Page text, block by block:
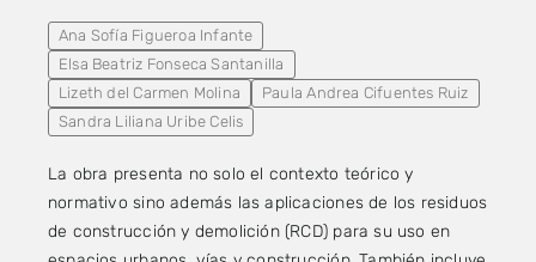
Ana Sofía Figueroa Infante
Elsa Beatriz Fonseca Santanilla
Lizeth del Carmen Molina
Paula Andrea Cifuentes Ruiz
Sandra Liliana Uribe Celis
La obra presenta no solo el contexto teórico y
normativo sino además las aplicaciones de los residuos
de construcción y demolición (RCD) para su uso en